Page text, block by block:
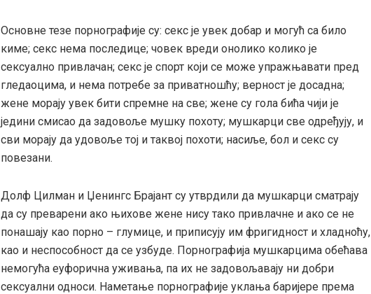
Основне тезе порнографије су: секс је увек добар и могућ са било
киме; секс нема последице; човек вреди онолико колико је
сексуално привлачан; секс је спорт који се може упражњавати пред
гледаоцима, и нема потребе за приватношћу; верност је досадна;
жене морају увек бити спремне на све; жене су гола бића чији је
једини смисао да задовоље мушку похоту; мушкарци све одређују, и
сви морају да удовоље тој и таквој похоти; насиље, бол и секс су
повезани.
Долф Цилман и Џенингс Брајант су утврдили да мушкарци сматрају
да су преварени ако њихове жене нису тако привлачне и ако се не
понашају као порно – глумице, и приписују им фригидност и хладноћу,
као и неспособност да се узбуде. Порнографија мушкарцима обећава
немогућа еуфорична уживања, па их не задовољавају ни добри
сексуални односи. Наметање порнографије уклања баријере према